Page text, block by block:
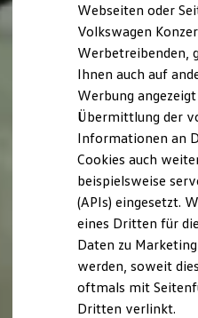
Volkswagen
R-Kollektion
GTI Kollektion
Fußball Drop
we drive football
#wedriveproud
Besitzer und Service
myVolkswagen
Software Updates
Service und
Inspektion
Reparaturen
Motorenöl
Räder und
Pannen- und
Economy
Volkswagen
Zubehör
Webseiten oder
Volkswagen
Werbetreibenden,
Ihnen auch auf
Werbung
Übermittlung der
Informationen an
Cookies auch
beispielsweise
(APIs) eingesetzt.
eines Dritten für
Daten zu
werden, soweit
oftmals mit
Dritten verlinkt.